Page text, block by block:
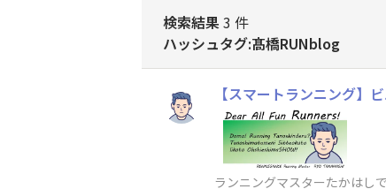
検索結果3 件
ハッシュタグ:髙橋RUNblog
【スマートランニング】
ランニングマスターたかはし